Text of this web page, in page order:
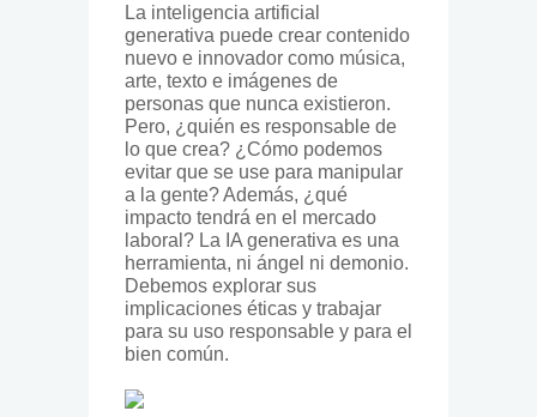
La inteligencia artificial
generativa puede crear contenido
nuevo e innovador como música,
arte, texto e imágenes de
personas que nunca existieron.
Pero, ¿quién es responsable de
lo que crea? ¿Cómo podemos
evitar que se use para manipular
a la gente? Además, ¿qué
impacto tendrá en el mercado
laboral? La IA generativa es una
herramienta, ni ángel ni demonio.
Debemos explorar sus
implicaciones éticas y trabajar
para su uso responsable y para el
bien común.